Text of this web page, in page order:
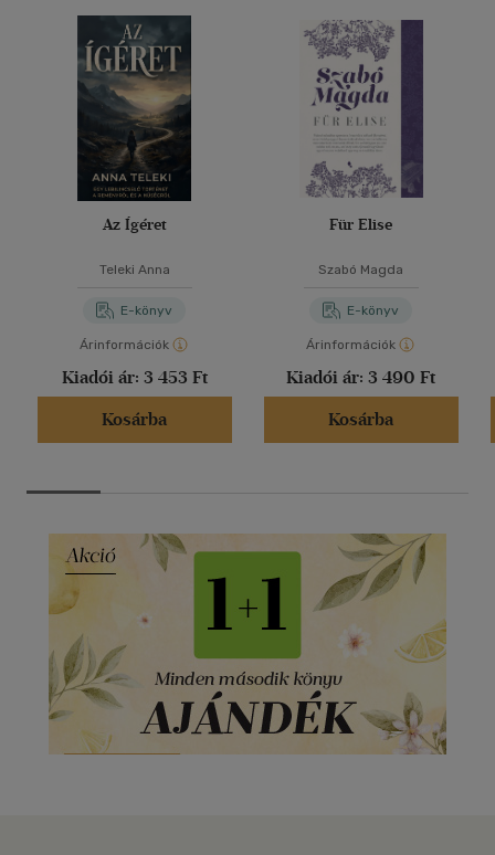
Az Ígéret
Teleki Anna
E-könyv
Árinformációk
Kiadói ár: 3 453 Ft
Kosárba
Für Elise
Szabó Magda
E-könyv
Árinformációk
Kiadói ár: 3 490 Ft
Kosárba